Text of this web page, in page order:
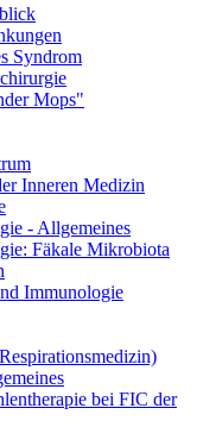
Syndrom
Mops"
Inneren Medizin
- Allgemeines
Fäkale Mikrobiota
Immunologie
bei FIC der